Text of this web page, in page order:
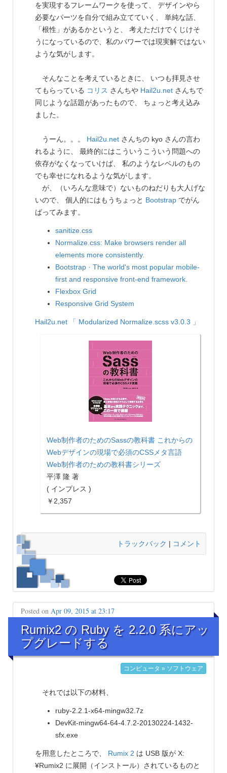
を実現するフレームワークを使って、 デザインやら
必要なパーツを自分で組み立てていく、 単純な話、
「根性」があるかというと、 考えただけでくじけそ
うになっているので、私のパワーでは現実解ではない
ような気がします。
そんなことを考えているときに、 いつも拝見させ
てもらっている コリス さんちや Hail2u.net さんちで
同じような話題があったもので、 ちょっと考え込み
ました。
うーん。。。 Hail2u.net さんちの kyo さんの言わ
れるように、 最終的にはこういうこういう問題への
依存がなくなっていけば、 私のようなレベルのもの
でも幸せになれるような気がします。
が、（いろんな意味で）ないものねだりも大人げな
いので、 個人的にはもうちょっと Bootstrap でがん
ばってみます。
sanitize.css
Normalize.css: Make browsers render all
elements more consistently.
Bootstrap · The world's most popular mobile-
first and responsive front-end framework.
Flexbox Grid
Responsive Grid System
Hail2u.net 「 Modularized Normalize.scss v3.0.3 」
Web制作者のためのSassの教科書 これからの
Webデザインの現場で必須のCSSメタ言語
Web制作者のための教科書シリーズ
平澤 隆 著
( インプレス )
￥2,357
トラックバック | コメント
Posted on Apr 09, 2015 at 23:17
Rumix2 の Ruby を 2.2.0 系にアッ
プグレードする
コンピュータ » ソフトウェア
それでは以下の材料、
ruby-2.2.1-x64-mingw32.7z
DevKit-mingw64-64-4.7.2-20130224-1432-
sfx.exe
を用意したところで、 Rumix 2 は USB 版が X:
¥Rumix2 に展開（インストール）されているものと